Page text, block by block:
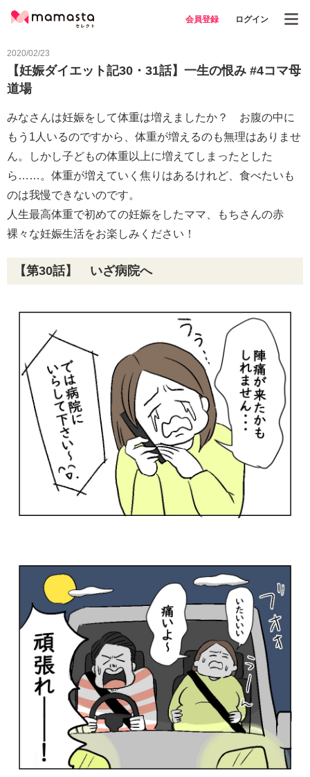
会員登録 ログイン
2020/02/23
【妊娠ダイエット記30・31話】一生の恨み #4コマ母
道場
みなさんは妊娠をして体重は増えましたか？ お腹の中に
もう1人いるのですから、体重が増えるのも無理はありませ
ん。しかし子どもの体重以上に増えてしまったとした
ら……。体重が増えていく焦りはあるけれど、食べたいも
のは我慢できないのです。
人生最高体重で初めての妊娠をしたママ、もちさんの赤
裸々な妊娠生活をお楽しみください！
【第30話】 いざ病院へ